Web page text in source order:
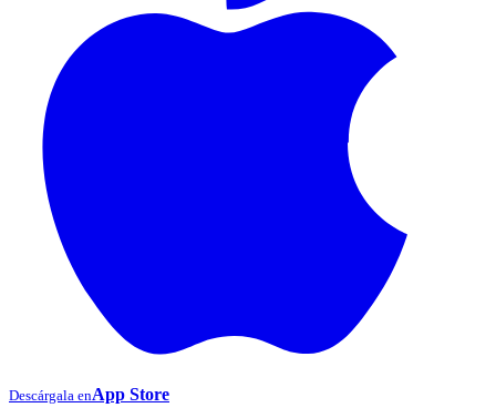
Descárgala enApp Store